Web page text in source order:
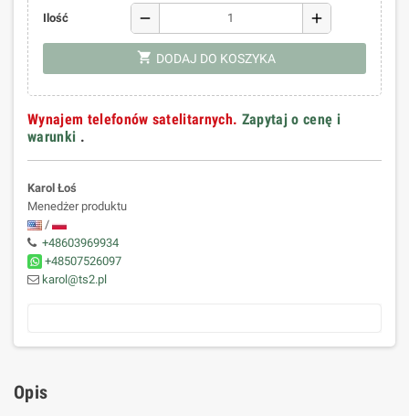
Ilość remove add
shopping_cart DODAJ DO KOSZYKA
Wynajem telefonów satelitarnych. Zapytaj o cenę i
warunki .
Karol Łoś
Menedżer produktu
/
+48603969934
+48507526097
karol@ts2.pl
Opis